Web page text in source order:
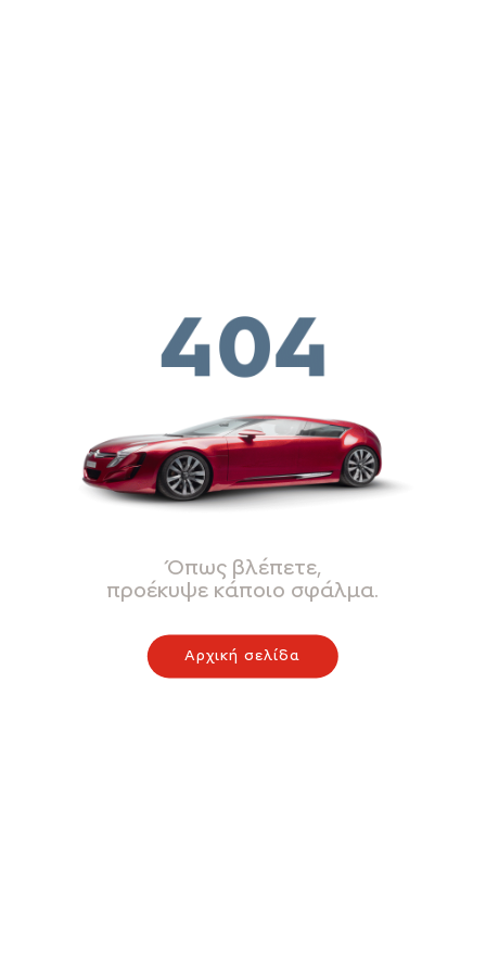
Όπως βλέπετε,
προέκυψε κάποιο σφάλμα.
Αρχική σελίδα